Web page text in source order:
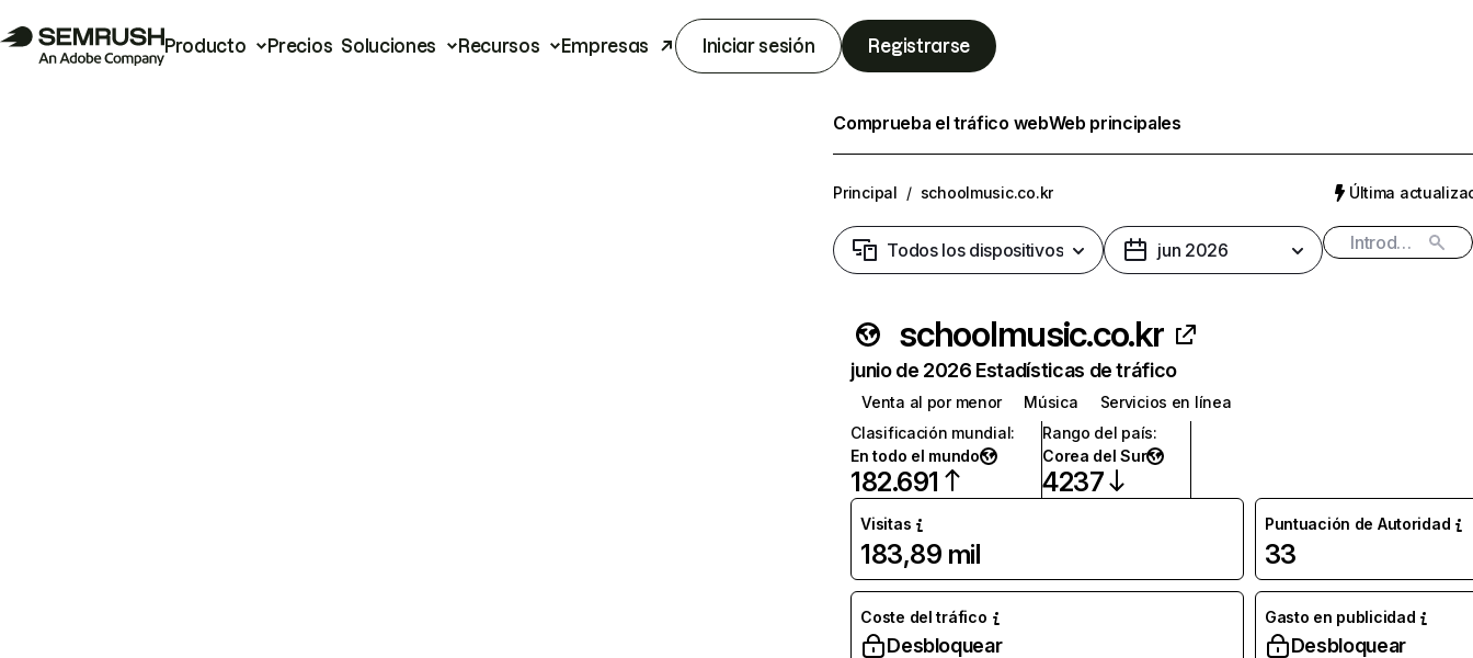
Producto Precios Soluciones Recursos Empresas Iniciar sesión Registrarse
Comprueba el tráfico webWeb principales
Principal / schoolmusic.co.kr Última
Todos los dispositivos jun 2026
schoolmusic.co.kr
junio de 2026 Estadísticas de tráfico
Venta al por menor Música
Servicios en línea
Clasificación mundial:
En todo el mundo
182.691
Rango del país:
Corea del Sur
4237
Visitas
183,89 mil
Puntuación de Autoridad
33
Coste del tráfico
Desbloquear
Gasto en publicidad
Desbloquear